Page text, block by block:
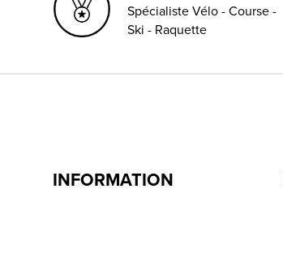
Spécialiste Vélo - Course -
Ski - Raquette
INFORMATION